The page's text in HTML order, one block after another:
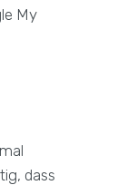
My
dass